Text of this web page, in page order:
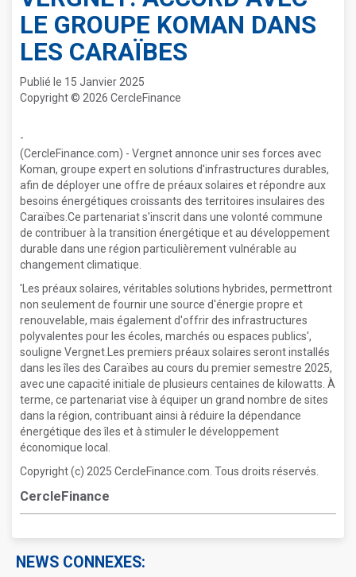
LE GROUPE KOMAN DANS
LES CARAÏBES
Publié le 15 Janvier 2025
Copyright © 2026 CercleFinance
-
(CercleFinance.com) - Vergnet annonce unir ses forces avec
Koman, groupe expert en solutions d'infrastructures durables,
afin de déployer une offre de préaux solaires et répondre aux
besoins énergétiques croissants des territoires insulaires des
Caraïbes.Ce partenariat s'inscrit dans une volonté commune
de contribuer à la transition énergétique et au développement
durable dans une région particulièrement vulnérable au
changement climatique.
'Les préaux solaires, véritables solutions hybrides, permettront
non seulement de fournir une source d'énergie propre et
renouvelable, mais également d'offrir des infrastructures
polyvalentes pour les écoles, marchés ou espaces publics',
souligne Vergnet.Les premiers préaux solaires seront installés
dans les îles des Caraïbes au cours du premier semestre 2025,
avec une capacité initiale de plusieurs centaines de kilowatts. À
terme, ce partenariat vise à équiper un grand nombre de sites
dans la région, contribuant ainsi à réduire la dépendance
énergétique des îles et à stimuler le développement
économique local.
Copyright (c) 2025 CercleFinance.com. Tous droits réservés.
CercleFinance
NEWS CONNEXES: